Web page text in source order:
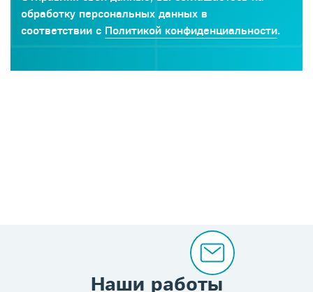
обработку персональных данных в
соответствии с Политикой конфиденциальности.
Наши работы